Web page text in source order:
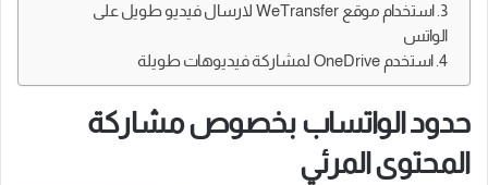
3. استخدام موقع WeTransfer لارسال فيديو طويل على
الواتس
4. استخدم OneDrive لمشاركة فيديوهات طويلة
حدود الواتساب بخصوص مشاركة
المحتوى المرئي